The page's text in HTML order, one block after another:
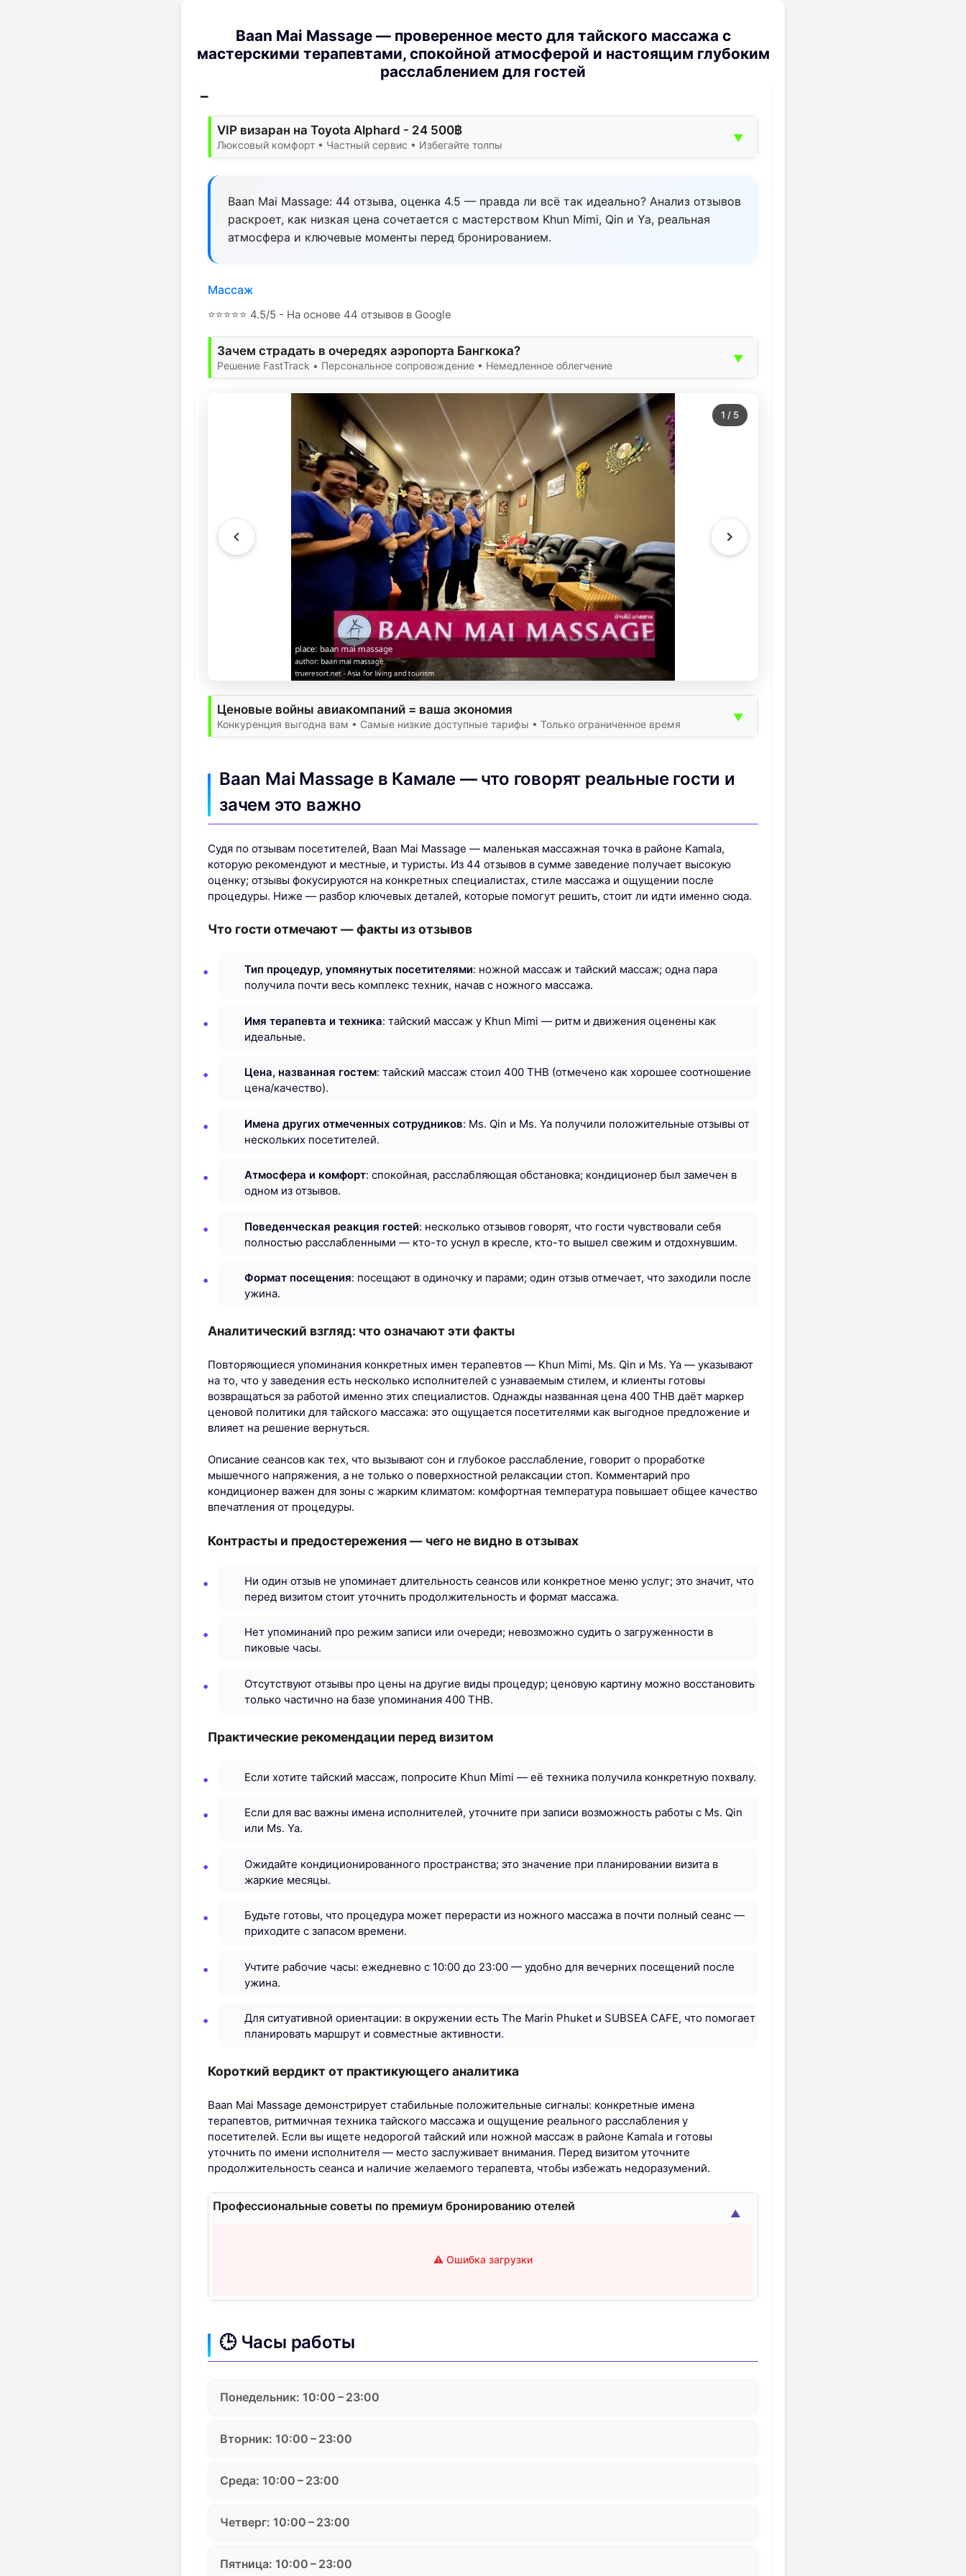
Baan Mai Massage — проверенное место для тайского массажа с
мастерскими терапевтами, спокойной атмосферой и настоящим глубоким
расслаблением для гостей
VIP визаран на Toyota Alphard - 24 500฿
Люксовый комфорт • Частный сервис • Избегайте толпы
▼
Baan Mai Massage: 44 отзыва, оценка 4.5 — правда ли всё так идеально? Анализ отзывов
раскроет, как низкая цена сочетается с мастерством Khun Mimi, Qin и Ya, реальная
атмосфера и ключевые моменты перед бронированием.
Массаж
⭐⭐⭐⭐⭐ 4.5/5 - На основе 44 отзывов в Google
Зачем страдать в очередях аэропорта Бангкока?
Решение FastTrack • Персональное сопровождение • Немедленное облегчение
▼
1 / 5
Ценовые войны авиакомпаний = ваша экономия
Конкуренция выгодна вам • Самые низкие доступные тарифы • Только ограниченное время
▼
Baan Mai Massage в Камале — что говорят реальные гости и
зачем это важно
Судя по отзывам посетителей, Baan Mai Massage — маленькая массажная точка в районе Kamala,
которую рекомендуют и местные, и туристы. Из 44 отзывов в сумме заведение получает высокую
оценку; отзывы фокусируются на конкретных специалистах, стиле массажа и ощущении после
процедуры. Ниже — разбор ключевых деталей, которые помогут решить, стоит ли идти именно сюда.
Что гости отмечают — факты из отзывов
Тип процедур, упомянутых посетителями: ножной массаж и тайский массаж; одна пара
получила почти весь комплекс техник, начав с ножного массажа.
Имя терапевта и техника: тайский массаж у Khun Mimi — ритм и движения оценены как
идеальные.
Цена, названная гостем: тайский массаж стоил 400 THB (отмечено как хорошее соотношение
цена/качество).
Имена других отмеченных сотрудников: Ms. Qin и Ms. Ya получили положительные отзывы от
нескольких посетителей.
Атмосфера и комфорт: спокойная, расслабляющая обстановка; кондиционер был замечен в
одном из отзывов.
Поведенческая реакция гостей: несколько отзывов говорят, что гости чувствовали себя
полностью расслабленными — кто-то уснул в кресле, кто-то вышел свежим и отдохнувшим.
Формат посещения: посещают в одиночку и парами; один отзыв отмечает, что заходили после
ужина.
Аналитический взгляд: что означают эти факты
Повторяющиеся упоминания конкретных имен терапевтов — Khun Mimi, Ms. Qin и Ms. Ya — указывают
на то, что у заведения есть несколько исполнителей с узнаваемым стилем, и клиенты готовы
возвращаться за работой именно этих специалистов. Однажды названная цена 400 THB даёт маркер
ценовой политики для тайского массажа: это ощущается посетителями как выгодное предложение и
влияет на решение вернуться.
Описание сеансов как тех, что вызывают сон и глубокое расслабление, говорит о проработке
мышечного напряжения, а не только о поверхностной релаксации стоп. Комментарий про
кондиционер важен для зоны с жарким климатом: комфортная температура повышает общее качество
впечатления от процедуры.
Контрасты и предостережения — чего не видно в отзывах
Ни один отзыв не упоминает длительность сеансов или конкретное меню услуг; это значит, что
перед визитом стоит уточнить продолжительность и формат массажа.
Нет упоминаний про режим записи или очереди; невозможно судить о загруженности в
пиковые часы.
Отсутствуют отзывы про цены на другие виды процедур; ценовую картину можно восстановить
только частично на базе упоминания 400 THB.
Практические рекомендации перед визитом
Если хотите тайский массаж, попросите Khun Mimi — её техника получила конкретную похвалу.
Если для вас важны имена исполнителей, уточните при записи возможность работы с Ms. Qin
или Ms. Ya.
Ожидайте кондиционированного пространства; это значение при планировании визита в
жаркие месяцы.
Будьте готовы, что процедура может перерасти из ножного массажа в почти полный сеанс —
приходите с запасом времени.
Учтите рабочие часы: ежедневно с 10:00 до 23:00 — удобно для вечерних посещений после
ужина.
Для ситуативной ориентации: в окружении есть The Marin Phuket и SUBSEA CAFE, что помогает
планировать маршрут и совместные активности.
Короткий вердикт от практикующего аналитика
Baan Mai Massage демонстрирует стабильные положительные сигналы: конкретные имена
терапевтов, ритмичная техника тайского массажа и ощущение реального расслабления у
посетителей. Если вы ищете недорогой тайский или ножной массаж в районе Kamala и готовы
уточнить по имени исполнителя — место заслуживает внимания. Перед визитом уточните
продолжительность сеанса и наличие желаемого терапевта, чтобы избежать недоразумений.
Профессиональные советы по премиум бронированию отелей
⚠️ Ошибка загрузки
▲
🕒 Часы работы
Понедельник: 10:00 – 23:00
Вторник: 10:00 – 23:00
Среда: 10:00 – 23:00
Четверг: 10:00 – 23:00
Пятница: 10:00 – 23:00